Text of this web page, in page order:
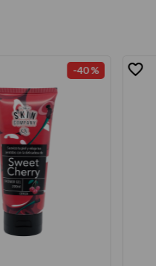
-40 %